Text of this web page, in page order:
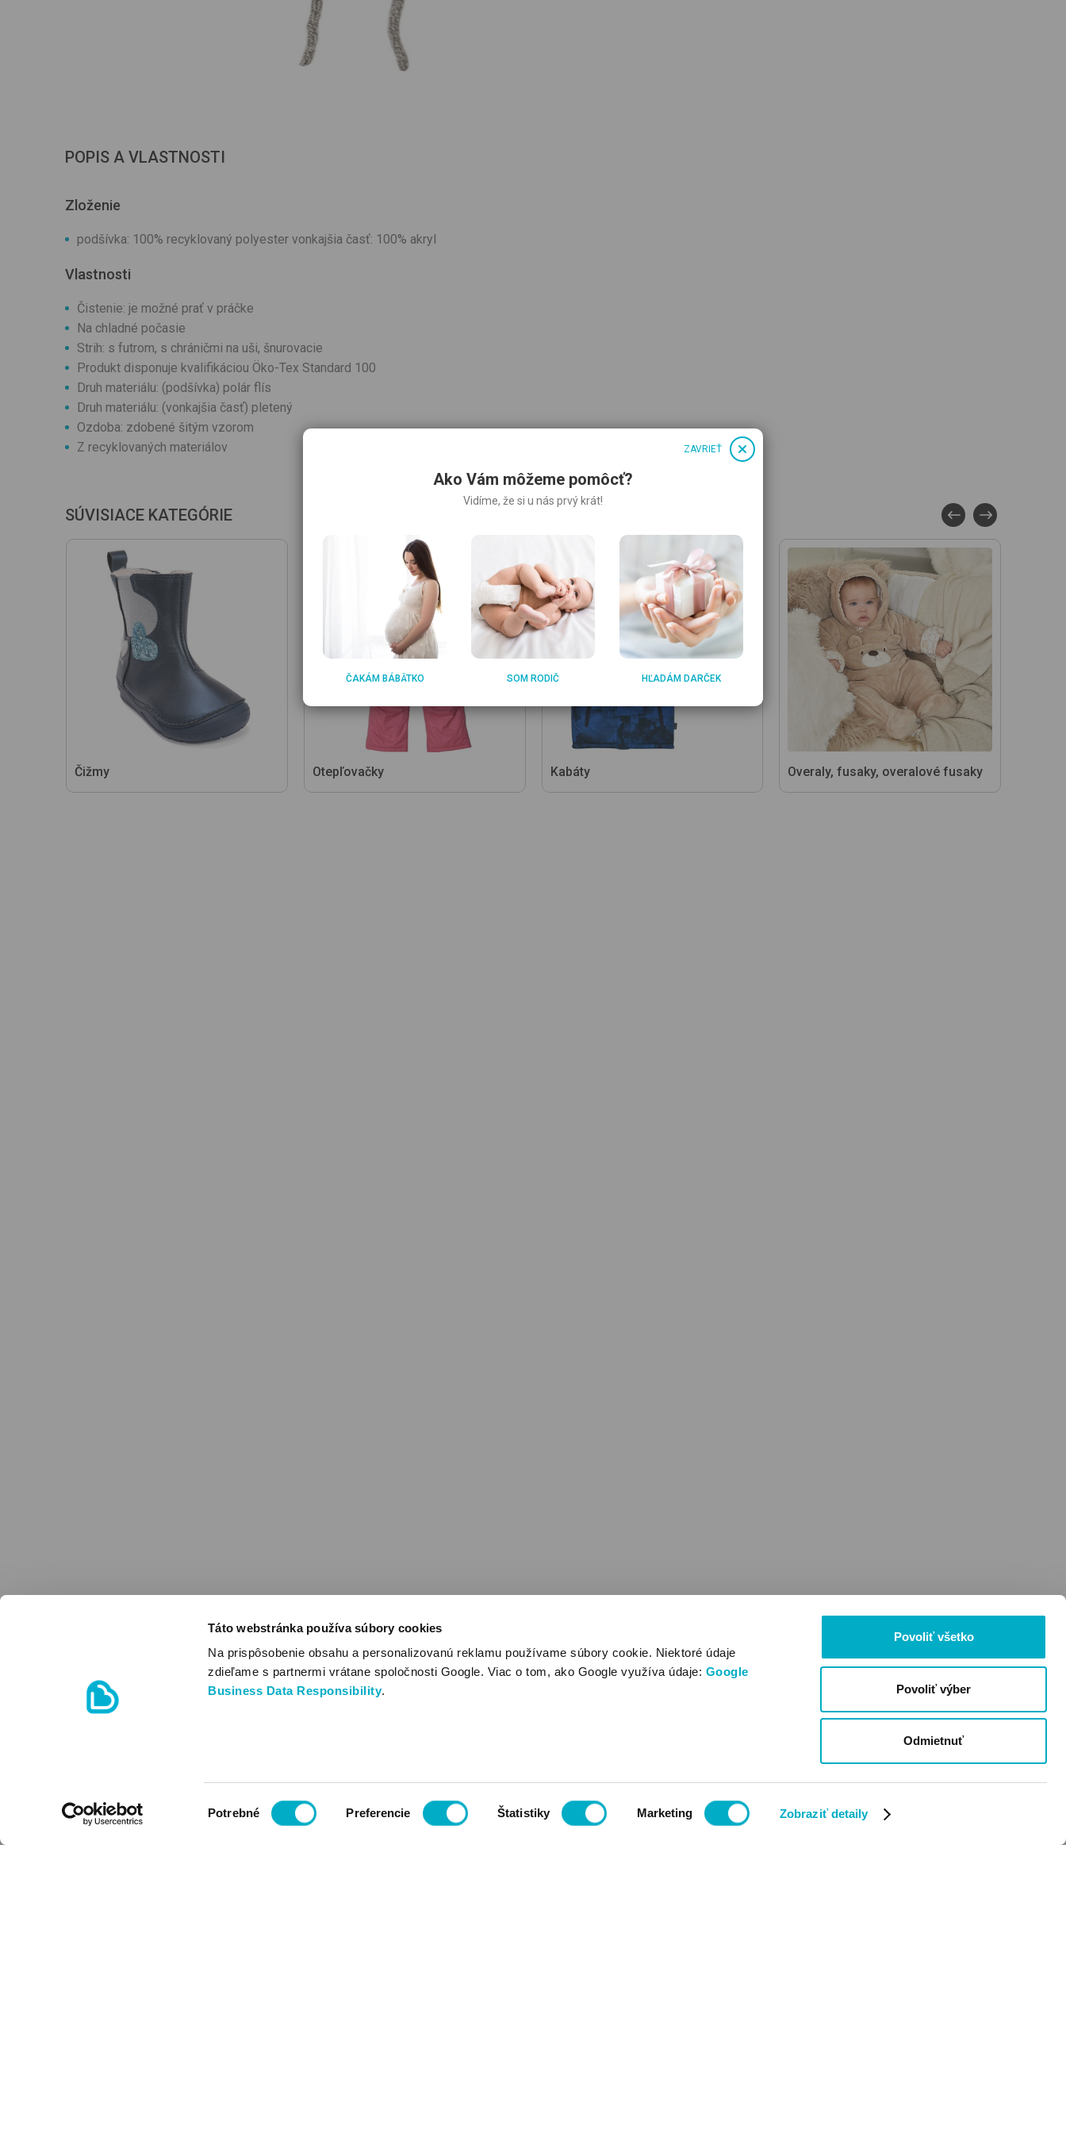
Táto webstránka používa súbory cookies
Na prispôsobenie obsahu a personalizovanú reklamu používame súbory cookie. Niektoré údaje
zdieľame s partnermi vrátane spoločnosti Google. Viac o tom, ako Google využíva údaje: Google
Business Data Responsibility.
Potrebné Preferencie Štatistiky Marketing Zobraziť detaily
Povoliť všetko
Povoliť výber
Odmietnuť
POPIS A VLASTNOSTI
Zloženie
podšívka: 100% recyklovaný polyester vonkajšia časť: 100% akryl
Vlastnosti
Čistenie: je možné prať v práčke
Na chladné počasie
Strih: s futrom, s chráničmi na uši, šnurovacie
Produkt disponuje kvalifikáciou Öko-Tex Standard 100
Druh materiálu: (podšívka) polár flís
Druh materiálu: (vonkajšia časť) pletený
Ozdoba: zdobené šitým vzorom
Z recyklovaných materiálov
SÚVISIACE KATEGÓRIE
Čižmy Otepľovačky Kabáty Overaly, fusaky, overalové fusaky
Ako Vám môžeme pomôcť?
Vidíme, že si u nás prvý krát!
ČAKÁM BÁBÄTKO SOM RODIČ HĽADÁM DARČEK
ZAVRIEŤ